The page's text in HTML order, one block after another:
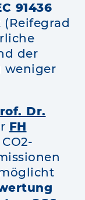
91436
(Reifegrad
der
weniger
Dr.
FH